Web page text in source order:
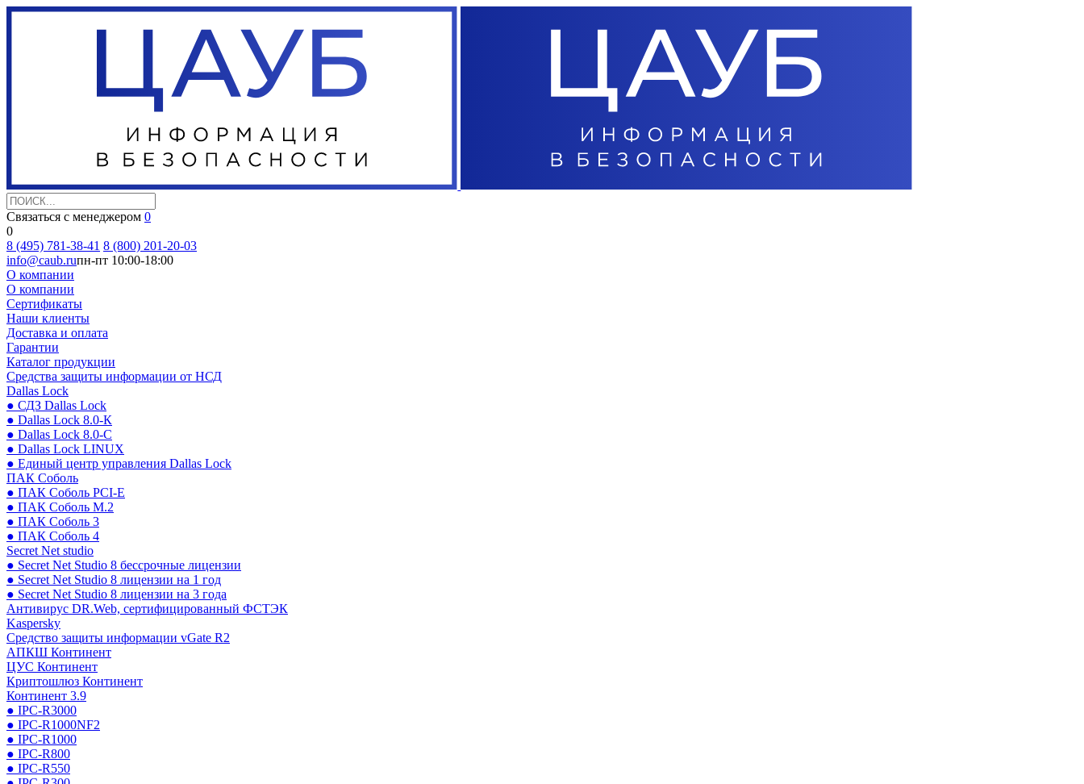
Связаться с менеджером 0
0
8 (495) 781-38-41 8 (800) 201-20-03
info@caub.ruпн-пт 10:00-18:00
О компании
О компании
Сертификаты
Наши клиенты
Доставка и оплата
Гарантии
Каталог продукции
Средства защиты информации от НСД
Dallas Lock
● СДЗ Dallas Lock
● Dallas Lock 8.0-К
● Dallas Lock 8.0-С
● Dallas Lock LINUX
● Единый центр управления Dallas Lock
ПАК Соболь
● ПАК Соболь PCI-E
● ПАК Соболь М.2
● ПАК Соболь 3
● ПАК Соболь 4
Secret Net studio
● Secret Net Studio 8 бессрочные лицензии
● Secret Net Studio 8 лицензии на 1 год
● Secret Net Studio 8 лицензии на 3 года
Антивирус DR.Web, сертифицированный ФСТЭК
Kaspersky
Средство защиты информации vGate R2
АПКШ Континент
ЦУС Континент
Криптошлюз Континент
Континент 3.9
● IPC-R3000
● IPC-R1000NF2
● IPC-R1000
● IPC-R800
● IPC-R550